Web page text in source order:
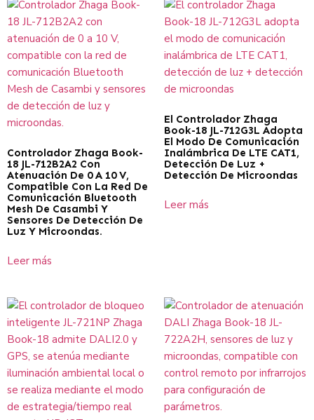
Controlador Zhaga Book-
18 JL-712B2A2 Con
Atenuación De 0 A 10 V,
Compatible Con La Red De
Comunicación Bluetooth
Mesh De Casambi Y
Sensores De Detección De
Luz Y Microondas.
Leer más
El Controlador Zhaga
Book-18 JL-712G3L Adopta
El Modo De Comunicación
Inalámbrica De LTE CAT1,
Detección De Luz +
Detección De Microondas
Leer más